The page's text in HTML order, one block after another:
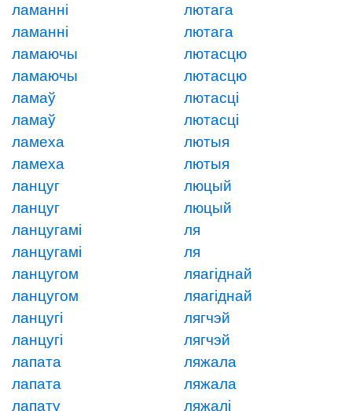
ламанні
ламанні
ламаючы
ламаючы
ламаў
ламаў
ламеха
ламеха
ланцуг
ланцуг
ланцугамі
ланцугамі
ланцугом
ланцугом
ланцугі
ланцугі
лапата
лапата
лапату
лютага
лютага
лютасцю
лютасцю
лютасці
лютасці
лютыя
лютыя
люцый
люцый
ля
ля
ляагіднай
ляагіднай
лягчэй
лягчэй
ляжала
ляжала
ляжалі